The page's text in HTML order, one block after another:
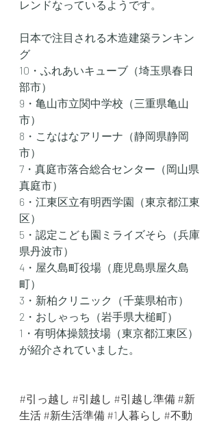
レンドなっているようです。
日本で注目される木造建築ランキン
グ
10・ふれあいキューブ（埼玉県春日
部市）
9・亀山市立関中学校（三重県亀山
市）
8・こなはなアリーナ（静岡県静岡
市）
7・真庭市落合総合センター（岡山県
真庭市）
6・江東区立有明西学園（東京都江東
区）
5・認定こども園ミライズそら（兵庫
県丹波市）
4・屋久島町役場（鹿児島県屋久島
町）
3・新柏クリニック（千葉県柏市）
2・おしゃっち（岩手県大槌町）
1・有明体操競技場（東京都江東区）
が紹介されていました。
#引っ越し #引越し #引越し準備 #新
生活 #新生活準備 #1人暮らし #不動